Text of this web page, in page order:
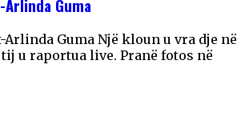
Guma
Guma Një kloun u vra dje në
tij u raportua live. Pranë fotos në